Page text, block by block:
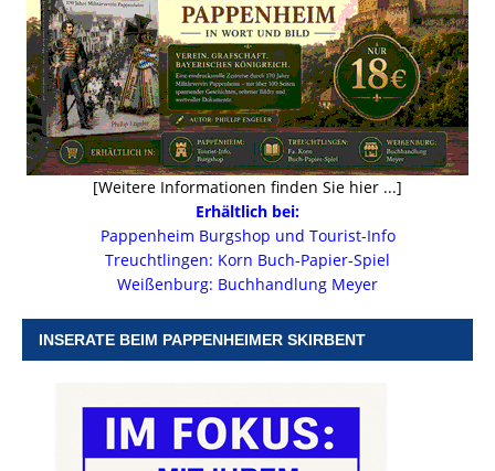
[Weitere Informationen finden Sie hier ...]
Erhältlich bei:
Pappenheim Burgshop und Tourist-Info
Treuchtlingen: Korn Buch-Papier-Spiel
Weißenburg: Buchhandlung Meyer
INSERATE BEIM PAPPENHEIMER SKIRBENT